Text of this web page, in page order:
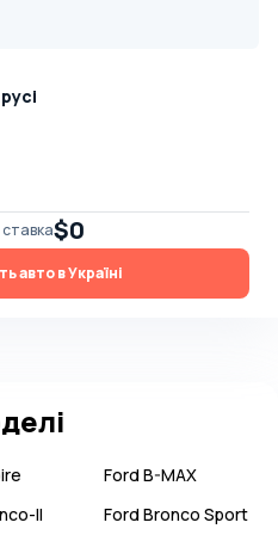
$0
авто в Україні
Ford B-MAX
II Ford Bronco Sport